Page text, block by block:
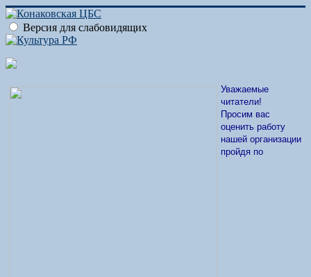
Версия для слабовидящих
Уважаемые
читатели!
Просим вас
оценить работу
нашей организации
пройдя по